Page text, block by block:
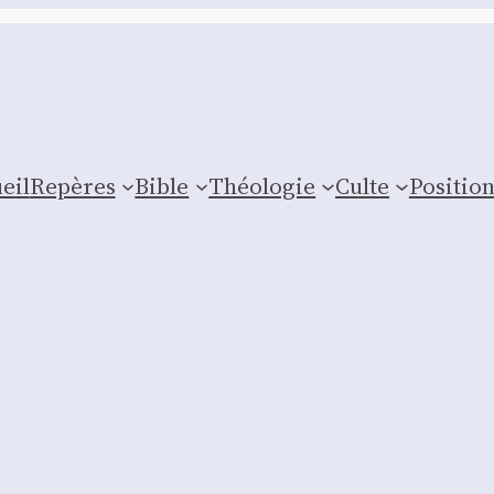
Repères Bible Théologie Culte Posi­tion